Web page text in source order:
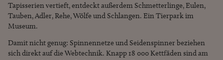
Tapisserien vertieft, entdeckt außerdem Schmetterlinge, Eulen,
Tauben, Adler, Rehe, Wölfe und Schlangen. Ein Tierpark im
Museum.
Damit nicht genug: Spinnennetze und Seidenspinner beziehen
sich direkt auf die Webtechnik. Knapp 18 000 Kettfäden sind am